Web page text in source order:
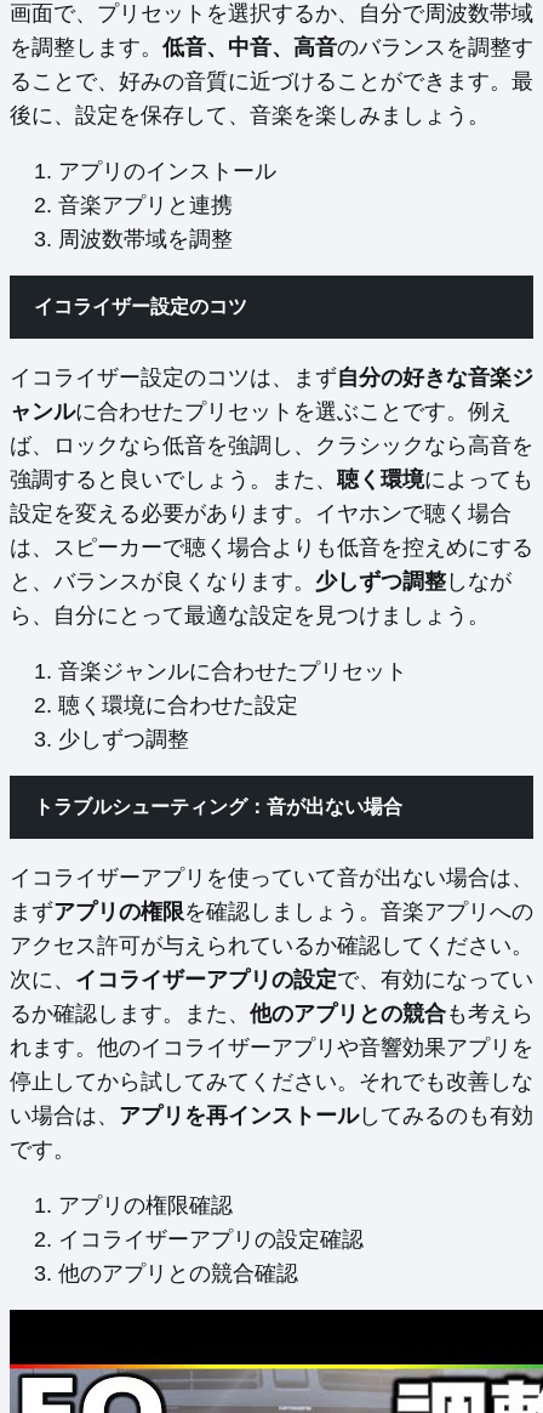
画面で、プリセットを選択するか、自分で周波数帯域
を調整します。 低音、中音、高音のバランスを調整す
ることで、好みの音質に近づけることができます。最
後に、設定を保存して、音楽を楽しみましょう。
アプリのインストール
音楽アプリと連携
周波数帯域を調整
イコライザー設定のコツ
イコライザー設定のコツは、まず自分の好きな音楽ジ
ャンルに合わせたプリセットを選ぶことです。例え
ば、ロックなら低音を強調し、クラシックなら高音を
強調すると良いでしょう。また、 聴く環境によっても
設定を変える必要があります。イヤホンで聴く場合
は、スピーカーで聴く場合よりも低音を控えめにする
と、バランスが良くなります。 少しずつ調整 しなが
ら、自分にとって最適な設定を見つけましょう。
音楽ジャンルに合わせたプリセット
聴く環境に合わせた設定
少しずつ調整
トラブルシューティング：音が出ない場合
イコライザーアプリを使っていて音が出ない場合は、
まずアプリの権限を確認しましょう。音楽アプリへの
アクセス許可が与えられているか確認してください。
次に、 イコライザーアプリの設定で、有効になってい
るか確認します。また、 他のアプリとの競合も考えら
れます。他のイコライザーアプリや音響効果アプリを
停止してから試してみてください。それでも改善しな
い場合は、 アプリを再インストールしてみるのも有効
です。
アプリの権限確認
イコライザーアプリの設定確認
他のアプリとの競合確認